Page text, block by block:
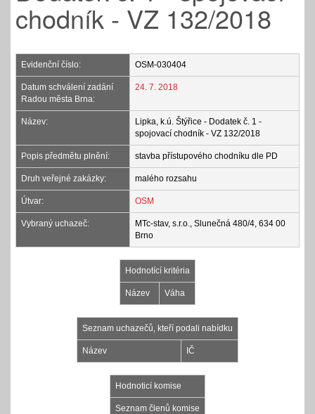
chodník - VZ 132/2018
Evidenční číslo: OSM-030404
Datum schválení zadání
Radou města Brna:
24. 7. 2018
Název:
Lipka, k.ú. Štýřice - Dodatek č. 1 -
spojovací chodník - VZ 132/2018
Popis předmětu plnění: stavba přístupového chodníku dle PD
Druh veřejné zakázky: malého rozsahu
Útvar: OSM
Vybraný uchazeč:
MTc-stav, s.r.o., Slunečná 480/4, 634 00
Brno
Hodnotící kritéria
Název Váha
Seznam uchazečů, kteří podali nabídku
Název IČ
Hodnoticí komise
Seznam členů komise